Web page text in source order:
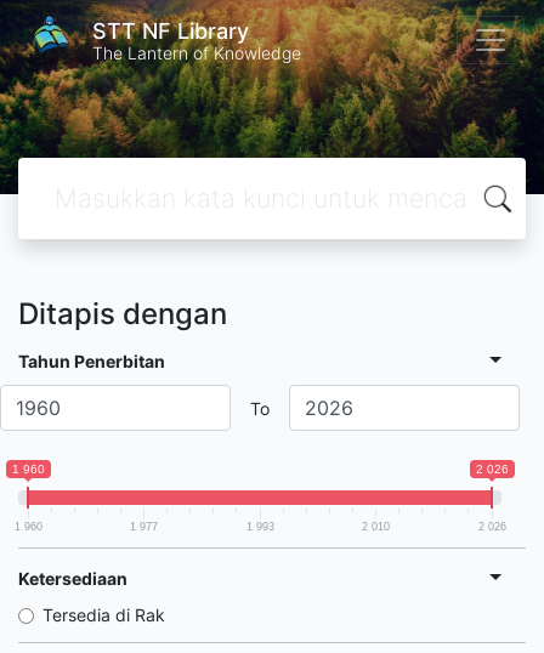
STT NF Library
The Lantern of Knowledge
Ditapis dengan
Tahun Penerbitan
To
1 960 2 026
1 960 1 977 1 993 2 010 2 026
Ketersediaan
Tersedia di Rak